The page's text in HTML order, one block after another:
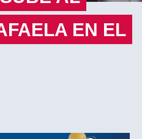
EN EL